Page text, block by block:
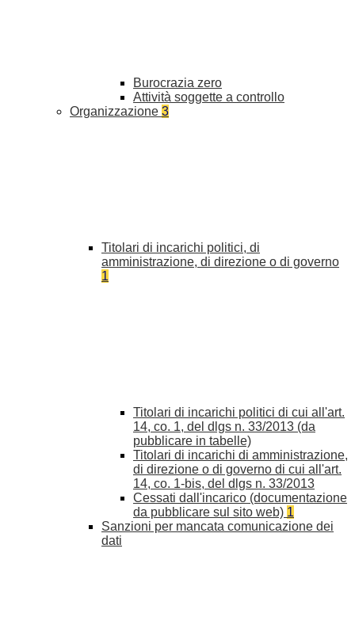
Burocrazia zero
Attività soggette a controllo
Organizzazione 3
Titolari di incarichi politici, di
amministrazione, di direzione o di governo
1
Titolari di incarichi politici di cui all'art.
14, co. 1, del dlgs n. 33/2013 (da
pubblicare in tabelle)
Titolari di incarichi di amministrazione,
di direzione o di governo di cui all'art.
14, co. 1-bis, del dlgs n. 33/2013
Cessati dall'incarico (documentazione
da pubblicare sul sito web) 1
Sanzioni per mancata comunicazione dei
dati